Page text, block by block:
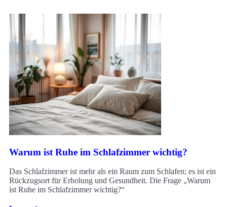
Warum ist Ruhe im Schlafzimmer wichtig?
Das Schlafzimmer ist mehr als ein Raum zum Schlafen; es ist ein
Rückzugsort für Erholung und Gesundheit. Die Frage „Warum
ist Ruhe im Schlafzimmer wichtig?“